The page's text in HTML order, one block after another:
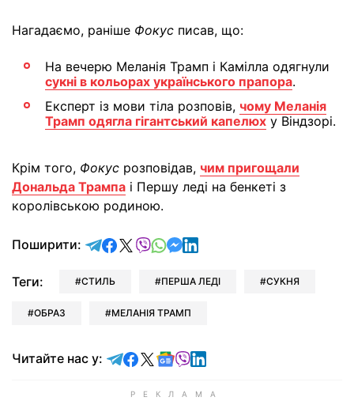
Нагадаємо, раніше Фокус писав, що:
На вечерю Меланія Трамп і Камілла одягнули
сукні в кольорах українського прапора.
Експерт із мови тіла розповів, чому Меланія
Трамп одягла гігантський капелюх у Віндзорі.
Крім того, Фокус розповідав, чим пригощали
Дональда Трампа і Першу леді на бенкеті з
королівською родиною.
Поширити: відправити у Telegram
поділитись у Facebook
поділитись у X
відправити у Viber
відправити у Whatsapp
відправити у Messenger
відправити у LinkedIn
Теги: СТИЛЬ ПЕРША ЛЕДІ СУКНЯ
ОБРАЗ МЕЛАНІЯ ТРАМП
Читайте нас у: Читайте у Telegram
Читайте у Facebook
Читайте у X
Читайте у Google news
Читайте у Viber
Читайте у LinkedIn